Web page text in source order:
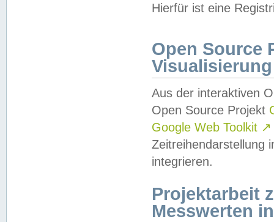
Hierfür ist eine
Open Source
Visualisierung
Aus der interaktiven
Open Source Projekt
Google Web Toolkit ↗
Zeitreihendarstellung
integrieren.
Projektarbeit
Messwerten